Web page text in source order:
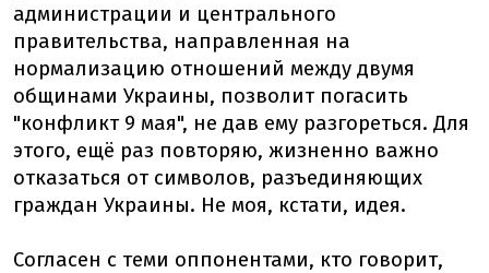
администрации и центрального
правительства, направленная на
нормализацию отношений между двумя
общинами Украины, позволит погасить
"конфликт 9 мая", не дав ему разгореться. Для
этого, ещё раз повторяю, жизненно важно
отказаться от символов, разъединяющих
граждан Украины. Не моя, кстати, идея.
Согласен с теми оппонентами, кто говорит,